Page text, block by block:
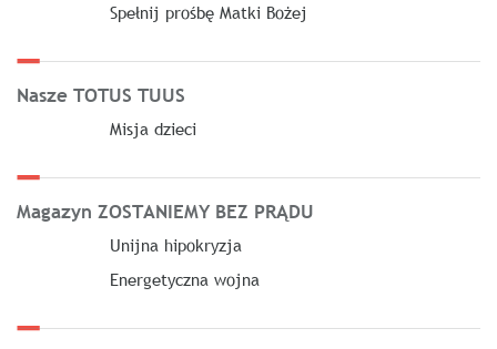
Spełnij prośbę Matki Bożej
Nasze TOTUS TUUS
Misja dzieci
Magazyn ZOSTANIEMY BEZ PRĄDU
Unijna hipokryzja
Energetyczna wojna